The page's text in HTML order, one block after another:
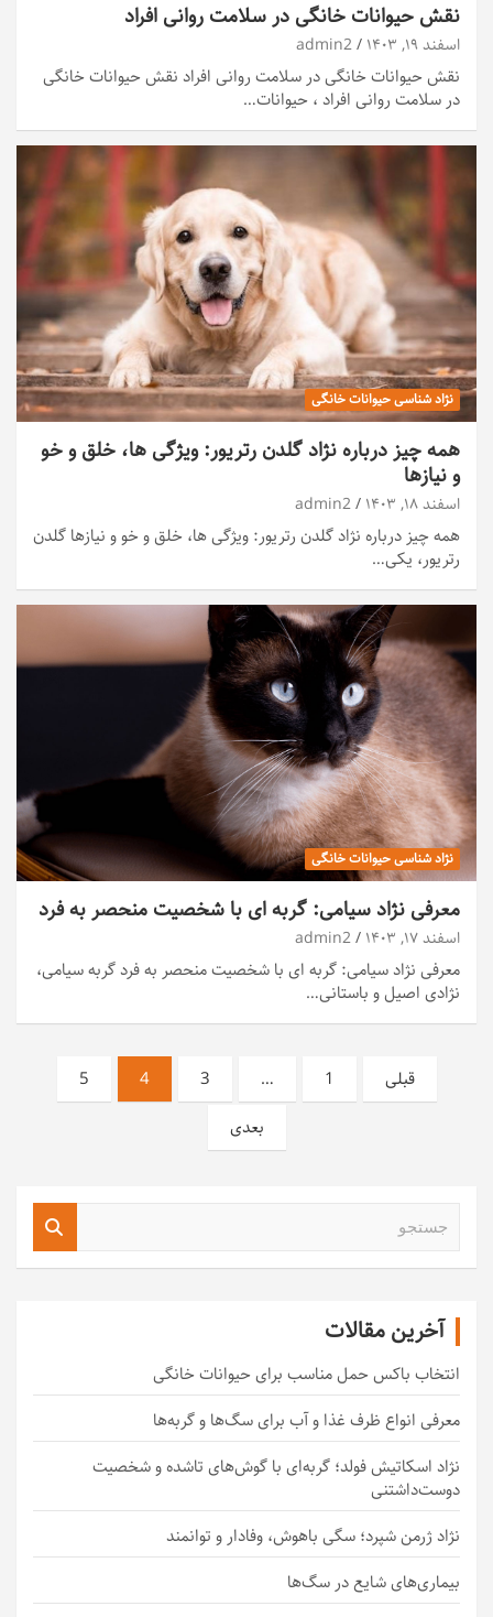
نقش حیوانات خانگی در سلامت روانی افراد
اسفند ۱۹, ۱۴۰۳ admin2
نقش حیوانات خانگی در سلامت روانی افراد نقش حیوانات خانگی
در سلامت روانی افراد ، حیوانات…
نژاد شناسی حیوانات خانگی
همه چیز درباره نژاد گلدن رتریور: ویژگی ها، خلق و خو
و نیازها
اسفند ۱۸, ۱۴۰۳ admin2
همه چیز درباره نژاد گلدن رتریور: ویژگی ها، خلق و خو و نیازها گلدن
رتریور، یکی…
نژاد شناسی حیوانات خانگی
معرفی نژاد سیامی: گربه ای با شخصیت منحصر به فرد
اسفند ۱۷, ۱۴۰۳ admin2
معرفی نژاد سیامی: گربه ای با شخصیت منحصر به فرد گربه سیامی،
نژادی اصیل و باستانی…
صفحه‌بندی
نوشته‌ها
قبلی 1
…
3
4
5
بعدی
آخرین مقالات
انتخاب باکس حمل مناسب برای حیوانات خانگی
معرفی انواع ظرف غذا و آب برای سگ‌ها و گربه‌ها
نژاد اسکاتیش فولد؛ گربه‌ای با گوش‌های تاشده و شخصیت
دوست‌داشتنی
نژاد ژرمن شپرد؛ سگی باهوش، وفادار و توانمند
بیماری‌های شایع در سگ‌ها